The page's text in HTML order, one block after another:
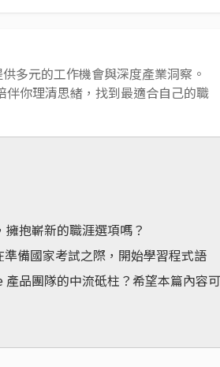
多元的工作機會與深度產業洞察。
你理清思緒，找到最適合自己的職
抱嶄新的職涯選項嗎？
備國家考試之際，開始學習程式語
品團隊的中流砥柱？希望本篇內容可